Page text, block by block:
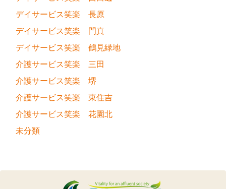
デイサービス笑楽 長原
デイサービス笑楽 門真
デイサービス笑楽 鶴見緑地
介護サービス笑楽 三田
介護サービス笑楽 堺
介護サービス笑楽 東住吉
介護サービス笑楽 花園北
未分類